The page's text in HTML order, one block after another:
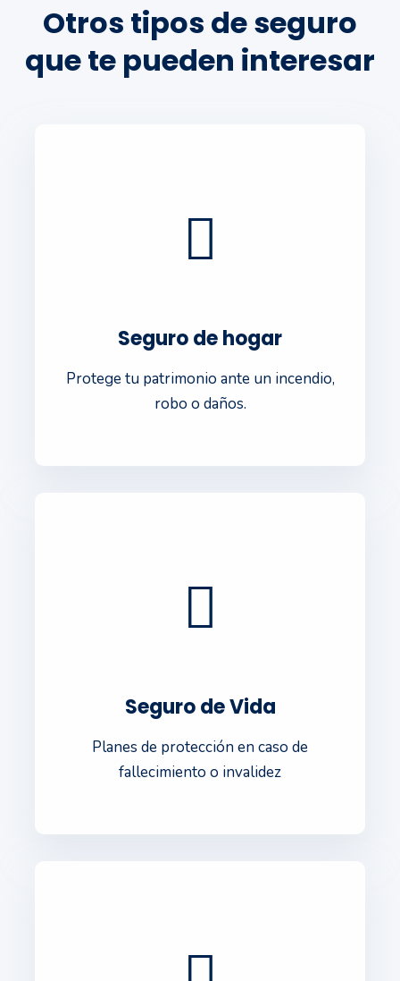
Otros tipos de seguro
que te pueden interesar
Seguro de hogar
Protege tu patrimonio ante un incendio,
robo o daños.
Seguro de Vida
Planes de protección en caso de
fallecimiento o invalidez